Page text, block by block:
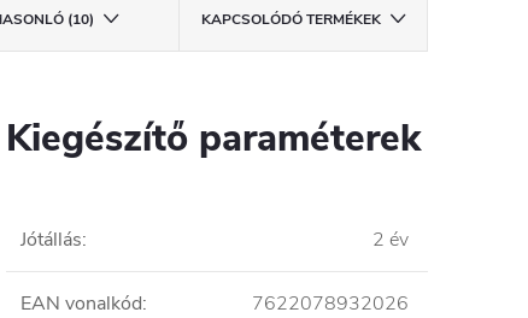
(10) KAPCSOLÓDÓ TERMÉKEK
Kiegészítő paraméterek
Jótállás: 2 év
EAN vonalkód: 7622078932026